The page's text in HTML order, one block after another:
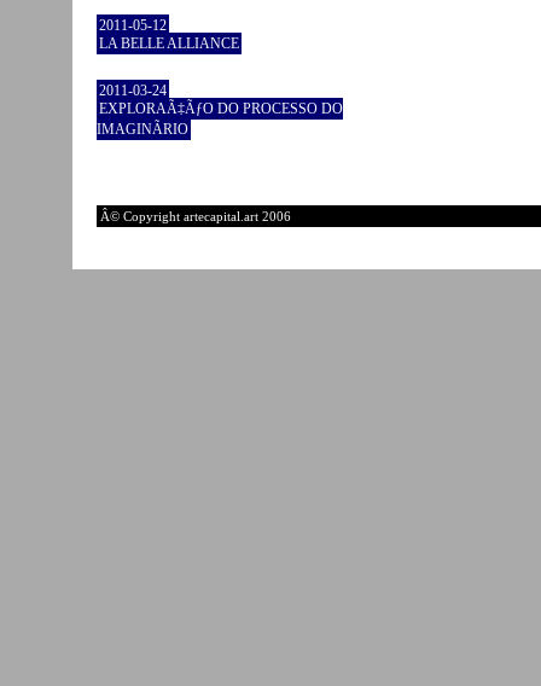
2011-05-12
LA BELLE ALLIANCE
2011-03-24
EXPLORAÃ‡ÃƒO DO PROCESSO DO
IMAGINÃRIO
Â© Copyright artecapital.art 2006